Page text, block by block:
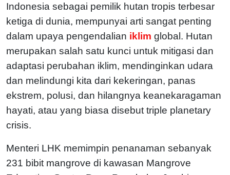
Indonesia sebagai pemilik hutan tropis terbesar
ketiga di dunia, mempunyai arti sangat penting
dalam upaya pengendalian iklim global. Hutan
merupakan salah satu kunci untuk mitigasi dan
adaptasi perubahan iklim, mendinginkan udara
dan melindungi kita dari kekeringan, panas
ekstrem, polusi, dan hilangnya keanekaragaman
hayati, atau yang biasa disebut triple planetary
crisis.
Menteri LHK memimpin penanaman sebanyak
231 bibit mangrove di kawasan Mangrove